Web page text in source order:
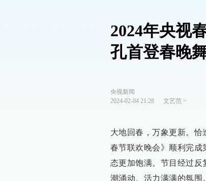
2024年央视
孔首登春晚
央视新闻
2024-02-04 21:28
文艺范>
大地回春，万象更新。恰
春节联欢晚会》顺利完成
态更加饱满。节目经过
潮涌动、活力满满的氛围。